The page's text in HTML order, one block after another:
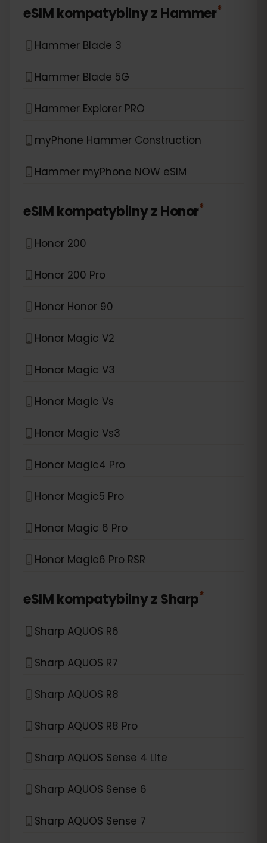
eSIM kompatybilny zHammer*
Hammer Blade 3
Hammer Blade 5G
Hammer Explorer PRO
myPhone Hammer Construction
Hammer myPhone NOW eSIM
eSIM kompatybilny zHonor*
Honor 200
Honor 200 Pro
Honor Honor 90
Honor Magic V2
Honor Magic V3
Honor Magic Vs
Honor Magic Vs3
Honor Magic4 Pro
Honor Magic5 Pro
Honor Magic 6 Pro
Honor Magic6 Pro RSR
eSIM kompatybilny zSharp*
Sharp AQUOS R6
Sharp AQUOS R7
Sharp AQUOS R8
Sharp AQUOS R8 Pro
Sharp AQUOS Sense 4 Lite
Sharp AQUOS Sense 6
Sharp AQUOS Sense 7